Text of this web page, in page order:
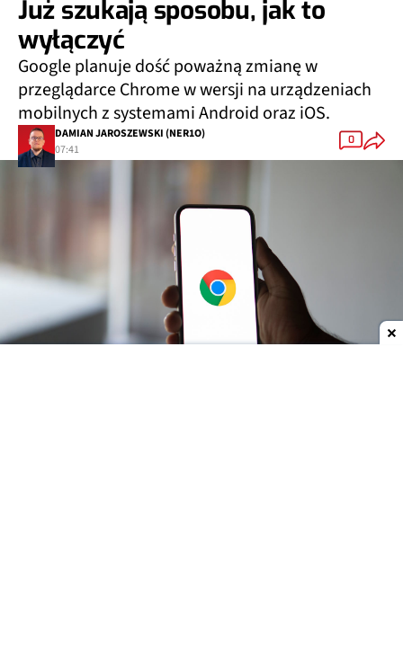
Już szukają sposobu, jak to
wyłączyć
Google planuje dość poważną zmianę w
przeglądarce Chrome w wersji na urządzeniach
mobilnych z systemami Android oraz iOS.
DAMIAN JAROSZEWSKI (NER1O)
07:41
0